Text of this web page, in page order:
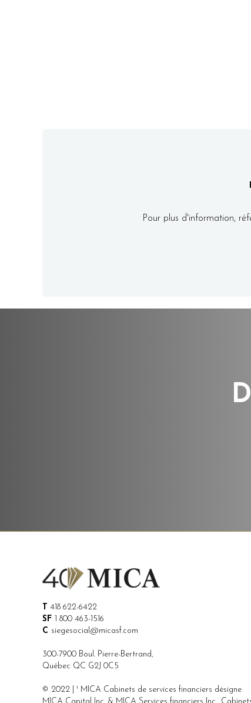
Pour plus d'information,
418 622-6422
SF
1 800 463-1516
C siegesocial@micasf.com
300-7900 Boul. Pierre-Bertrand,
Québec QC G2J 0C5
© 2022 | ¹ MICA Cabinets de services financiers désigne